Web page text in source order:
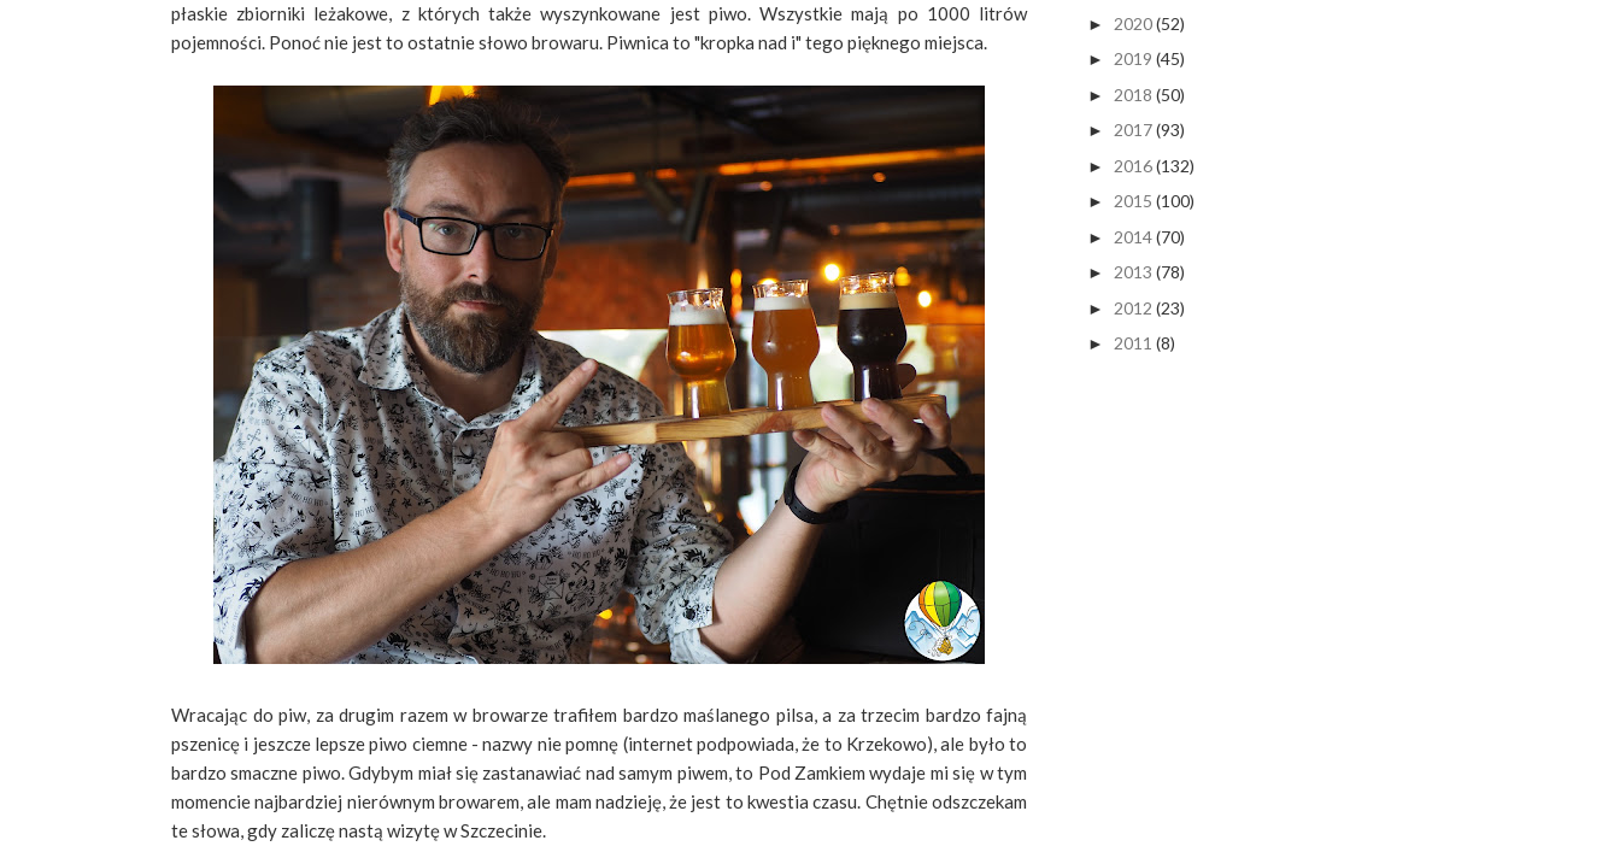
płaskie zbiorniki leżakowe, z których także wyszynkowane jest piwo. Wszystkie mają po 1000 litrów
pojemności. Ponoć nie jest to ostatnie słowo browaru. Piwnica to "kropka nad i" tego pięknego miejsca.
Wracając do piw, za drugim razem w browarze trafiłem bardzo maślanego pilsa, a za trzecim bardzo fajną
pszenicę i jeszcze lepsze piwo ciemne - nazwy nie pomnę (internet podpowiada, że to Krzekowo), ale było to
bardzo smaczne piwo. Gdybym miał się zastanawiać nad samym piwem, to Pod Zamkiem wydaje mi się w tym
momencie najbardziej nierównym browarem, ale mam nadzieję, że jest to kwestia czasu. Chętnie odszczekam
te słowa, gdy zaliczę nastą wizytę w Szczecinie.
► 2020(52)
► 2019 (45)
► 2018 (50)
► 2017(93)
► 2016(132)
► 2015 (100)
► 2014(70)
► 2013 (78)
► 2012 (23)
► 2011 (8)